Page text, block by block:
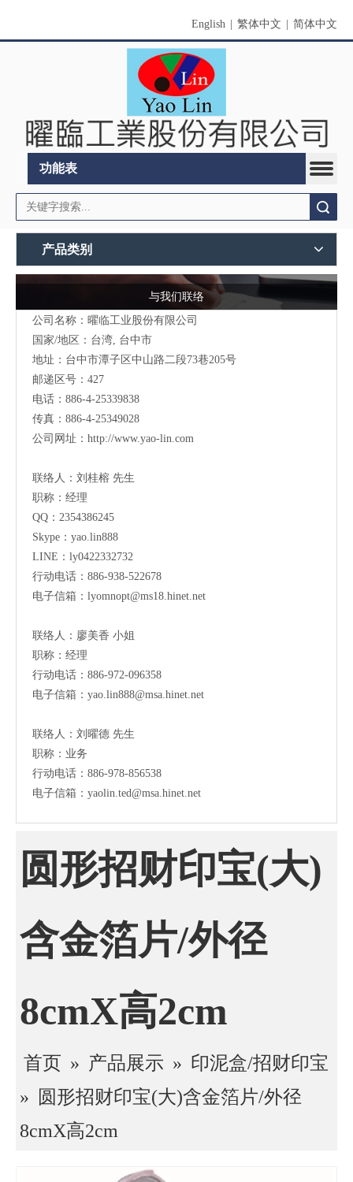
English 繁体中文 简体中文
功能表
产品类别
与我们联络
公司名称：曜临工业股份有限公司
国家/地区：台湾, 台中市
地址： 台中市潭子区中山路二段73巷205号
邮递区号：427
电话：886-4-25339838
传真：886-4-25349028
公司网址： http://www.yao-lin.com
联络人：刘桂榕 先生
职称：经理
QQ：2354386245
Skype：yao.lin888
LINE：ly0422332732
行动电话：886-938-522678
电子信箱： lyomnopt@ms18.hinet.net
联络人：廖美香 小姐
职称：经理
行动电话：886-972-096358
电子信箱： yao.lin888@msa.hinet.net
联络人：刘曜德 先生
职称：业务
行动电话：886-978-856538
电子信箱：yaolin.ted@msa.hinet.net
圆形招财印宝(大)
含金箔片/外径
8cmX高2cm
首页 » 产品展示 » 印泥盒/招财印宝
»
圆形招财印宝(大)含金箔片/外径
8cmX高2cm